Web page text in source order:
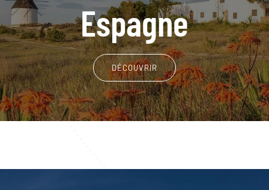
Espagne
DÉCOUVRIR